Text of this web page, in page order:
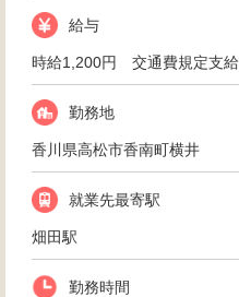
給与
時給1,200円 交通費規定支給
勤務地
香川県高松市香南町横井
就業先最寄駅
畑田駅
勤務時間